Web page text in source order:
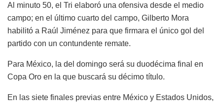
Al minuto 50, el Tri elaboró una ofensiva desde el medio
campo; en el último cuarto del campo, Gilberto Mora
habilitó a Raúl Jiménez para que firmara el único gol del
partido con un contundente remate.
Para México, la del domingo será su duodécima final en
Copa Oro en la que buscará su décimo título.
En las siete finales previas entre México y Estados Unidos,